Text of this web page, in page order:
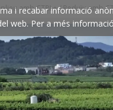
i recabar informació
web. Per a més
amb CTRL+ / Reduïu amb